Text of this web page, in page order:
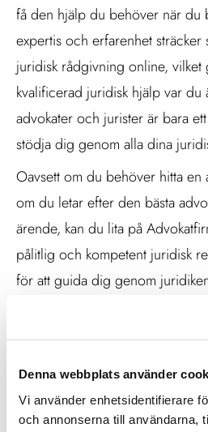
Denna webbplats använder
Vi använder enhetsidentifierare
och annonserna till användarna,
få den hjälp du behöver när du
expertis och erfarenhet
juridisk rådgivning online,
kvalificerad juridisk hjälp var
advokater och jurister är bara
stödja dig genom alla dina
Oavsett om du behöver hitta
om du letar efter den bästa
ärende, kan du lita på
pålitlig och kompetent juridisk
för att guida dig genom
se till att dina rättigheter och
Kontakta oss idag för en
oss visa dig varför vi är ditt
juridiskt stöd och rådgivning.